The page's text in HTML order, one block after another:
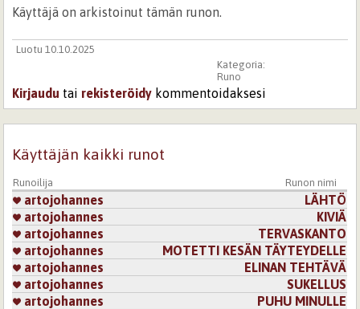
Käyttäjä on arkistoinut tämän runon.
Luotu 10.10.2025
Kategoria:
Runo
Kirjaudu tai rekisteröidy kommentoidaksesi
Käyttäjän kaikki runot
Runoilija Runon nimi
artojohannes
LÄHTÖ
artojohannes
KIVIÄ
artojohannes
TERVASKANTO
artojohannes
MOTETTI KESÄN TÄYTEYDELLE
artojohannes
ELINAN TEHTÄVÄ
artojohannes
SUKELLUS
artojohannes
PUHU MINULLE